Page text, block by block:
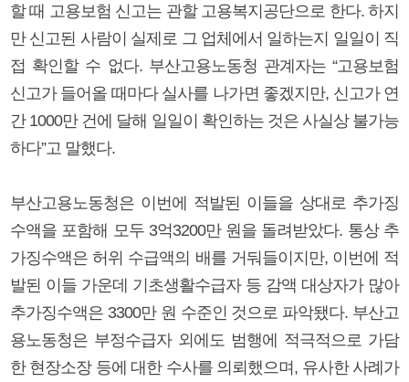
할 때 고용보험 신고는 관할 고용복지공단으로 한다. 하지
만 신고된 사람이 실제로 그 업체에서 일하는지 일일이 직
접 확인할 수 없다. 부산고용노동청 관계자는 “고용보험
신고가 들어올 때마다 실사를 나가면 좋겠지만, 신고가 연
간 1000만 건에 달해 일일이 확인하는 것은 사실상 불가능
하다”고 말했다.
부산고용노동청은 이번에 적발된 이들을 상대로 추가징
수액을 포함해 모두 3억3200만 원을 돌려받았다. 통상 추
가징수액은 허위 수급액의 배를 거둬들이지만, 이번에 적
발된 이들 가운데 기초생활수급자 등 감액 대상자가 많아
추가징수액은 3300만 원 수준인 것으로 파악됐다. 부산고
용노동청은 부정수급자 외에도 범행에 적극적으로 가담
한 현장소장 등에 대한 수사를 의뢰했으며, 유사한 사례가